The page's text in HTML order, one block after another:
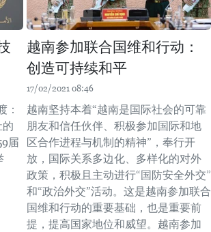
：
届
越南参加联合国维和行动：
创造可持续和平
17/02/2021 08:46
越南坚持本着“越南是国际社会的可靠
朋友和信任伙伴、积极参加国际和地
区合作进程与机制的精神”，奉行开
放，国际关系多边化、多样化的对外
政策，积极且主动进行“国防安全外交”
和“政治外交”活动。这是越南参加联合
国维和行动的重要基础，也是重要前
提，提高国家地位和威望。越南参加